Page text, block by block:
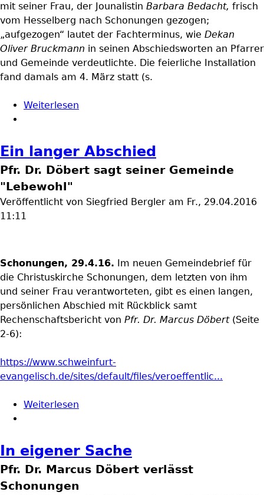
mit seiner Frau, der Jounalistin Barbara Bedacht, frisch
vom Hesselberg nach Schonungen gezogen;
„aufgezogen“ lautet der Fachterminus, wie Dekan
Oliver Bruckmann in seinen Abschiedsworten an Pfarrer
und Gemeinde verdeutlichte. Die feierliche Installation
fand damals am 4. März statt (s.
Weiterlesen
Ein langer Abschied
Pfr. Dr. Döbert sagt seiner Gemeinde
"Lebewohl"
Veröffentlicht von Siegfried Bergler am Fr., 29.04.2016
11:11
Schonungen, 29.4.16. Im neuen Gemeindebrief für
die Christuskirche Schonungen, dem letzten von ihm
und seiner Frau verantworteten, gibt es einen langen,
persönlichen Abschied mit Rückblick samt
Rechenschaftsbericht von Pfr. Dr. Marcus Döbert(Seite
2-6):
https://www.schweinfurt-
evangelisch.de/sites/default/files/veroeffentlic...
Weiterlesen
In eigener Sache
Pfr. Dr. Marcus Döbert verlässt
Schonungen